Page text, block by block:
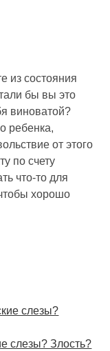
из состояния
бы вы это
виноватой?
ребенка,
от этого
по счету
что-то для
хорошо
слезы? Злость?